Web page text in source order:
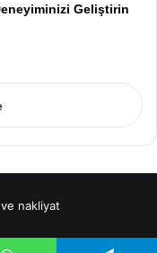
Geliştirin
nakliyat